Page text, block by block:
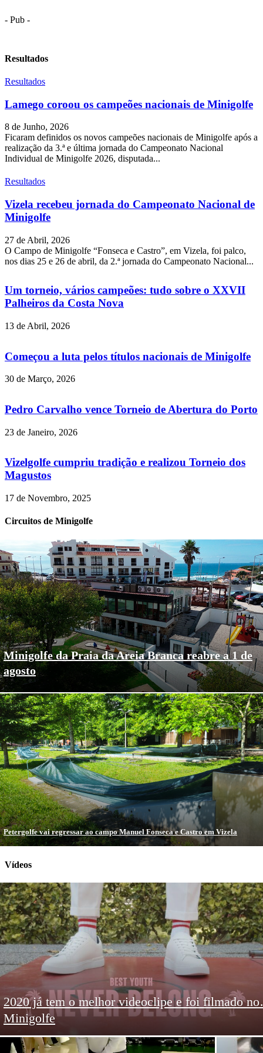
- Pub -
Resultados
Resultados
Lamego coroou os campeões nacionais de Minigolfe
8 de Junho, 2026
Ficaram definidos os novos campeões nacionais de Minigolfe após a
realização da 3.ª e última jornada do Campeonato Nacional
Individual de Minigolfe 2026, disputada...
Resultados
Vizela recebeu jornada do Campeonato Nacional de
Minigolfe
27 de Abril, 2026
O Campo de Minigolfe “Fonseca e Castro”, em Vizela, foi palco,
nos dias 25 e 26 de abril, da 2.ª jornada do Campeonato Nacional...
Um torneio, vários campeões: tudo sobre o XXVII
Palheiros da Costa Nova
13 de Abril, 2026
Começou a luta pelos títulos nacionais de Minigolfe
30 de Março, 2026
Pedro Carvalho vence Torneio de Abertura do Porto
23 de Janeiro, 2026
Vizelgolfe cumpriu tradição e realizou Torneio dos
Magustos
17 de Novembro, 2025
Circuitos de Minigolfe
Minigolfe da Praia da Areia Branca reabre a 1 de
agosto
Petergolfe vai regressar ao campo Manuel Fonseca e Castro em Vizela
Vídeos
2020 já tem o melhor videoclipe e foi filmado
Minigolfe